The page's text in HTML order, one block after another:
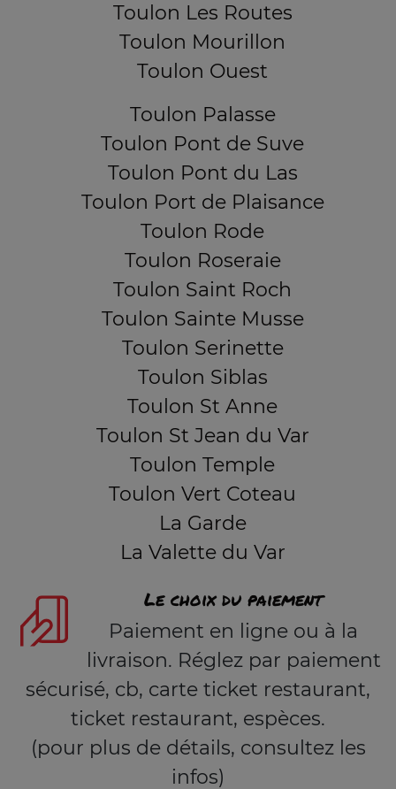
Toulon Les Routes
Toulon Mourillon
Toulon Ouest
Toulon Palasse
Toulon Pont de Suve
Toulon Pont du Las
Toulon Port de Plaisance
Toulon Rode
Toulon Roseraie
Toulon Saint Roch
Toulon Sainte Musse
Toulon Serinette
Toulon Siblas
Toulon St Anne
Toulon St Jean du Var
Toulon Temple
Toulon Vert Coteau
La Garde
La Valette du Var
Le choix du paiement
Paiement en ligne ou à la
livraison. Réglez par paiement
sécurisé, cb, carte ticket restaurant,
ticket restaurant, espèces.
(pour plus de détails, consultez les
infos)